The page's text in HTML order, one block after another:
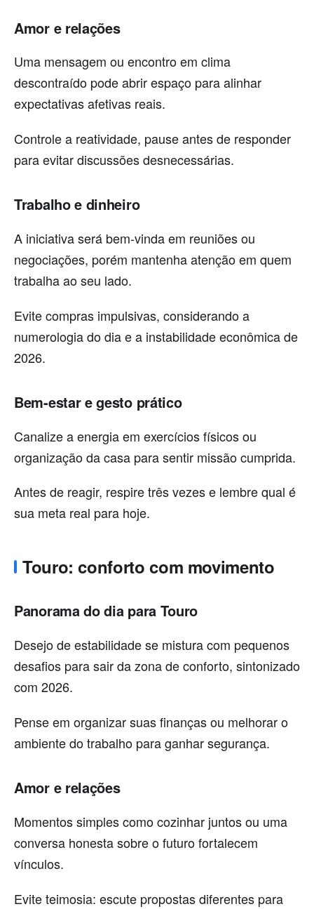
Amor e relações
Uma mensagem ou encontro em clima
descontraído pode abrir espaço para alinhar
expectativas afetivas reais.
Controle a reatividade, pause antes de responder
para evitar discussões desnecessárias.
Trabalho e dinheiro
A iniciativa será bem-vinda em reuniões ou
negociações, porém mantenha atenção em quem
trabalha ao seu lado.
Evite compras impulsivas, considerando a
numerologia do dia e a instabilidade econômica de
2026.
Bem-estar e gesto prático
Canalize a energia em exercícios físicos ou
organização da casa para sentir missão cumprida.
Antes de reagir, respire três vezes e lembre qual é
sua meta real para hoje.
Touro: conforto com movimento
Panorama do dia para Touro
Desejo de estabilidade se mistura com pequenos
desafios para sair da zona de conforto, sintonizado
com 2026.
Pense em organizar suas finanças ou melhorar o
ambiente do trabalho para ganhar segurança.
Amor e relações
Momentos simples como cozinhar juntos ou uma
conversa honesta sobre o futuro fortalecem
vínculos.
Evite teimosia: escute propostas diferentes para